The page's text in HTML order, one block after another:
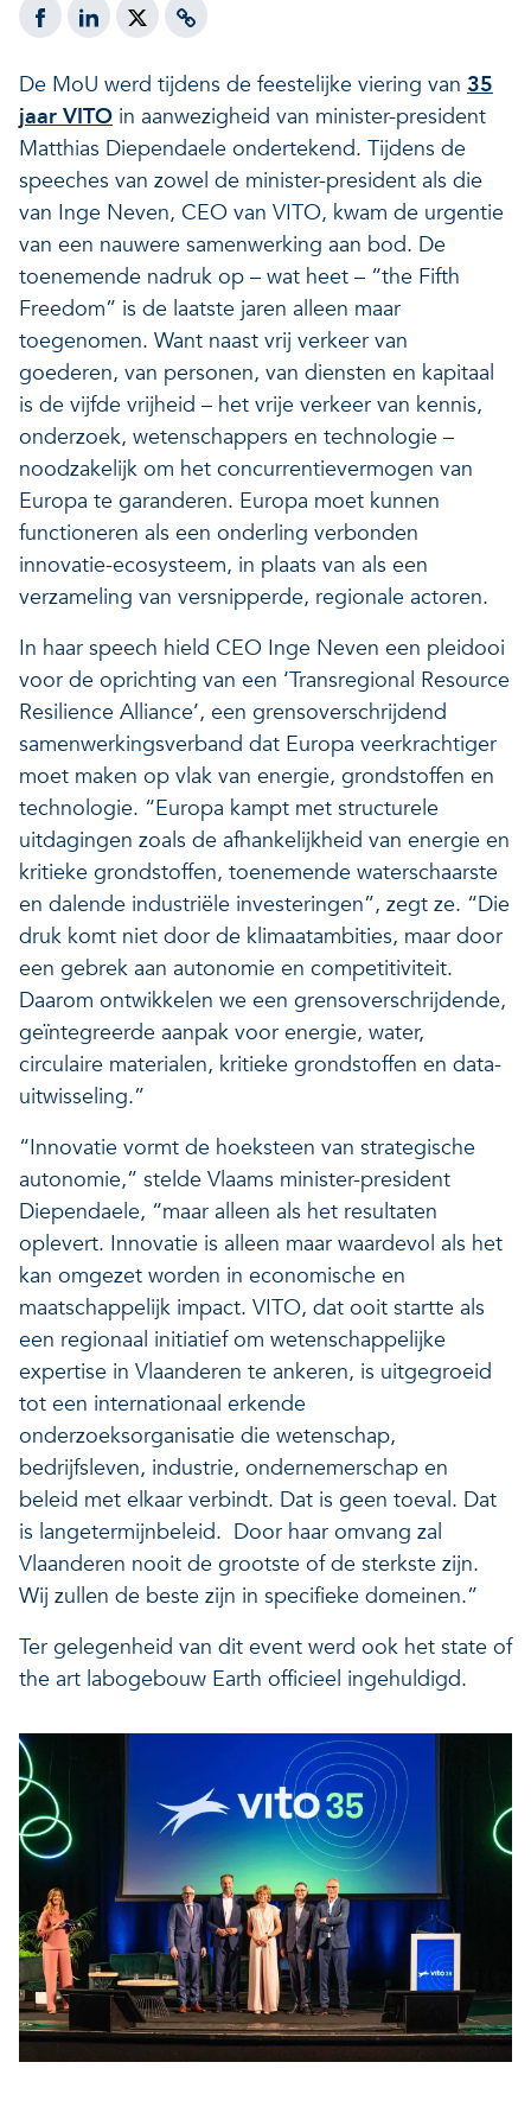
De MoU werd tijdens de feestelijke viering van 35
jaar VITO in aanwezigheid van minister-president
Matthias Diependaele ondertekend. Tijdens de
speeches van zowel de minister-president als die
van Inge Neven, CEO van VITO, kwam de urgentie
van een nauwere samenwerking aan bod. De
toenemende nadruk op – wat heet – “the Fifth
Freedom” is de laatste jaren alleen maar
toegenomen. Want naast vrij verkeer van
goederen, van personen, van diensten en kapitaal
is de vijfde vrijheid – het vrije verkeer van kennis,
onderzoek, wetenschappers en technologie –
noodzakelijk om het concurrentievermogen van
Europa te garanderen. Europa moet kunnen
functioneren als een onderling verbonden
innovatie-ecosysteem, in plaats van als een
verzameling van versnipperde, regionale actoren.
In haar speech hield CEO Inge Neven een pleidooi
voor de oprichting van een ‘Transregional Resource
Resilience Alliance’, een grensoverschrijdend
samenwerkingsverband dat Europa veerkrachtiger
moet maken op vlak van energie, grondstoffen en
technologie. “Europa kampt met structurele
uitdagingen zoals de afhankelijkheid van energie en
kritieke grondstoffen, toenemende waterschaarste
en dalende industriële investeringen”, zegt ze. “Die
druk komt niet door de klimaatambities, maar door
een gebrek aan autonomie en competitiviteit.
Daarom ontwikkelen we een grensoverschrijdende,
geïntegreerde aanpak voor energie, water,
circulaire materialen, kritieke grondstoffen en data-
uitwisseling.”
“Innovatie vormt de hoeksteen van strategische
autonomie,” stelde Vlaams minister-president
Diependaele, “maar alleen als het resultaten
oplevert. Innovatie is alleen maar waardevol als het
kan omgezet worden in economische en
maatschappelijk impact. VITO, dat ooit startte als
een regionaal initiatief om wetenschappelijke
expertise in Vlaanderen te ankeren, is uitgegroeid
tot een internationaal erkende
onderzoeksorganisatie die wetenschap,
bedrijfsleven, industrie, ondernemerschap en
beleid met elkaar verbindt. Dat is geen toeval. Dat
is langetermijnbeleid. Door haar omvang zal
Vlaanderen nooit de grootste of de sterkste zijn.
Wij zullen de beste zijn in specifieke domeinen.”
Ter gelegenheid van dit event werd ook het state of
the art labogebouw Earth officieel ingehuldigd.